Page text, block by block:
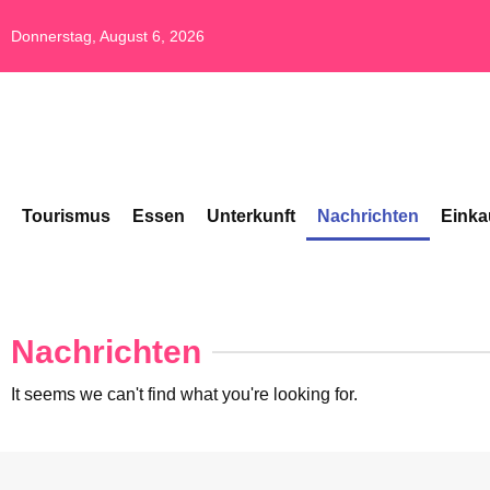
Donnerstag, August 6, 2026
Tourismus Essen Unterkunft Nachrichten
Nachrichten
It seems we can't find what you're looking for.